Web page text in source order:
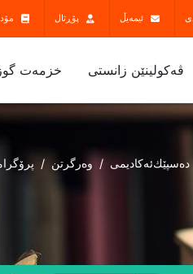
ئیمەیڵ پۆڕتال
ڤه‌كولينێن زانستى خزمەت
دەسپێكئەکادیمی وەرگرتن